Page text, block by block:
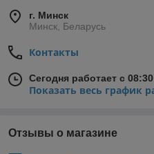
г. Минск
Минск, Беларусь
Контакты
Сегодня работает с
Показать весь график
Отзывы о магазине